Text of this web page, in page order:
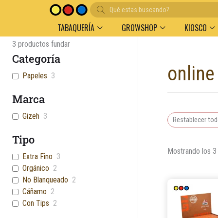
Búsqueda
de
productos
Entregas en el día en AMBA Descuento por
TABAQUERÍA GROWSHOP KIOSCO
3 productos fundar
Categoría
Papeles 3
Marca
Gizeh 3
Tipo
Extra Fino 3
Orgánico 2
No Blanqueado 2
Cáñamo 2
Con Tips 2
online
Restablecer
Mostrando los